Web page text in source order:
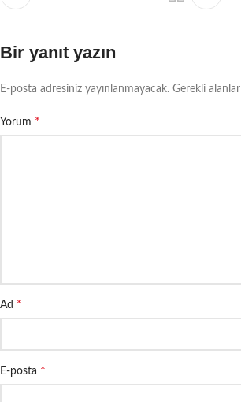
Bir yanıt yazın
E-posta adresiniz yayınlanmayacak. Gerekli alanlar
Yorum *
Ad *
E-posta *